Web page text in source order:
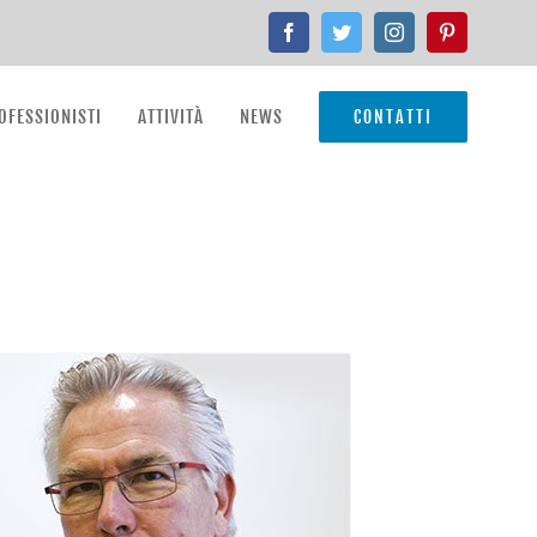
FacebookTwitterInstagramPinterest
ATTIVITÀ NEWS CONTATTI